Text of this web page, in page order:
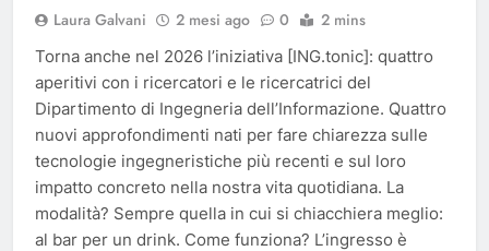
Laura Galvani 2 mesi ago 0 2 mins
Torna anche nel 2026 l’iniziativa [ING.tonic]: quattro
aperitivi con i ricercatori e le ricercatrici del
Dipartimento di Ingegneria dell’Informazione. Quattro
nuovi approfondimenti nati per fare chiarezza sulle
tecnologie ingegneristiche più recenti e sul loro
impatto concreto nella nostra vita quotidiana. La
modalità? Sempre quella in cui si chiacchiera meglio:
al bar per un drink. Come funziona? L’ingresso è